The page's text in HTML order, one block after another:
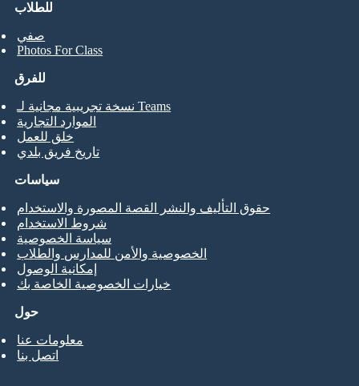
للطلاب
صفي
Photos For Class
للفرق
نسخة تجريبية مجانية لـ Teams
الموارد التجارية
خلق للعمل
تاريخ فريق بلدي
حول
معلومات عنا
اتصل بنا
سياسات
حقوق التأليف والنشر القصة المصورة والاستخدام
شروط الاستخدام
سياسة الخصوصية
الخصوصية والأمن للمدارس والطلاب
إمكانية الوصول
خيارات الخصوصية الخاصة بك